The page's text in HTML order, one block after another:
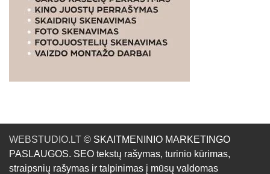
WEBSTUDIO.LT © SKAITMENINIO MARKETINGO
PASLAUGOS. SEO tekstų rašymas, turinio kūrimas,
straipsnių rašymas ir talpinimas į mūsų valdomas